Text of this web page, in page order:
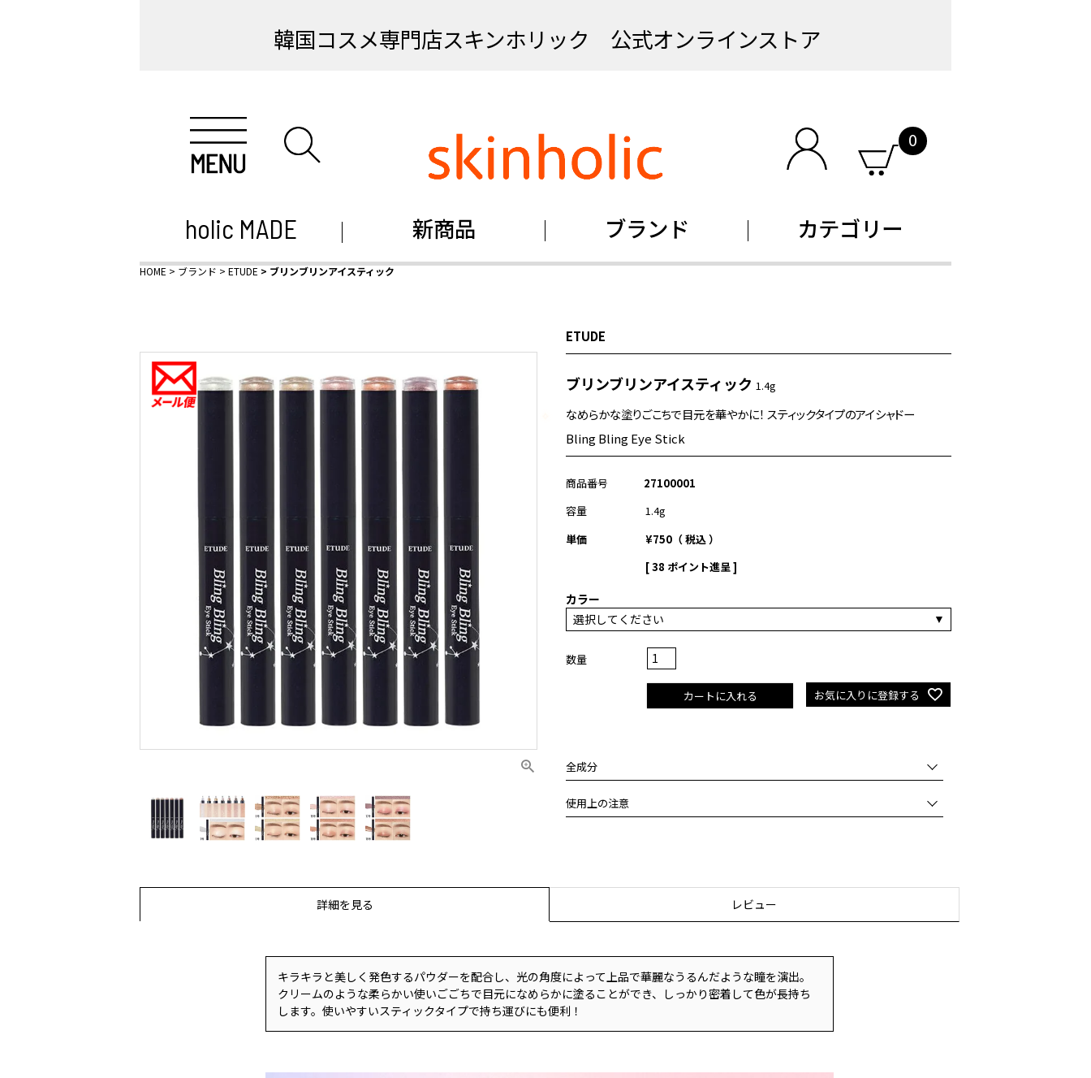
韓国コスメ専門店スキンホリック 公式オンラインストア
0
holic MADE 新商品 ブランド カテゴリー
HOME ブランド ETUDE ブリンブリンアイスティック
ETUDE
ブリンブリンアイスティック 1.4g
なめらかな塗りごこちで目元を華やかに！ スティックタイプのアイシャドー
Bling Bling Eye Stick
商品番号
27100001
容量
1.4g
単価
¥750
税込
[38 ポイント進呈 ]
カラー
お気に入りに登録する
カートに入れる
全成分
1号：トリエチルヘキサノイン マイカ 合成フルオロフロゴパイト フェニル
トリメチコン トリ（カプリル酸／カプリン酸／ミリスチン酸／ステアリン
ル酸グリセリル ヒマワリ種子油 酢酸トコフェロール ブドウ種子油 フェノ
フロゴパイト トリ（カプリル酸／カプリン酸）グリセリル 乳酸ミリスチ
ル 酸化チタン セレシン トリイソステアリン酸ポリグリセリル－２ キャン
デリラロウ オゾケライト ポリエチレン 酸化鉄 ミツロウ セスキオレイン酸
ソルビタン マイクロクリスタリンワックス （ＶＰ／ヘキサデセン）コポ
リマー 酢酸トコフェロール ステアラルコニウムヘクトライト カプリリル
リコール
使用上の注意
科専門医等にご相談されることをおすすめします。
（1）使用中、赤味、はれ、かゆみ、刺激等の異常があらわれた場合。
（2）使用したお肌に、直射日光があたって上記のような異常があらわれ
傷やはれもの、湿疹等、異常のある部位にはお使いにならないでくださ
い。
乳幼児の手の届く場所、直射日光の当たる場所、高温多湿または極度に低
温になる場所には置かないでください。
詳細を見る レビュー
キラキラと美しく発色するパウダーを配合し、光の角度によって上品で華麗なうるんだような瞳を演出。
クリームのような柔らかい使いごごちで目元になめらかに塗ることができ、しっかり密着して色が長持ち
します。使いやすいスティックタイプで持ち運びにも便利！